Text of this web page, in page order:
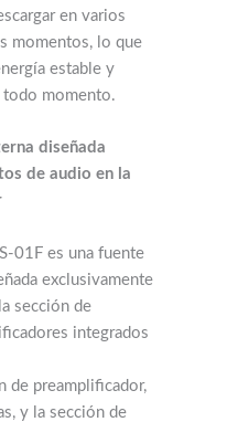
en varios
momentos, lo que
estable y
todo momento.
diseñada
de audio en la
01F es una fuente
exclusivamente
sección de
integrados
de preamplificador,
y la sección de